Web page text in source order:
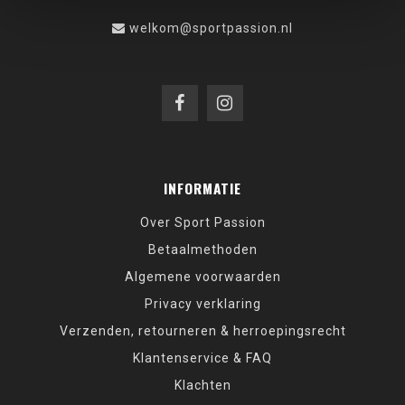
welkom@sportpassion.nl
INFORMATIE
Over Sport Passion
Betaalmethoden
Algemene voorwaarden
Privacy verklaring
Verzenden, retourneren & herroepingsrecht
Klantenservice & FAQ
Klachten